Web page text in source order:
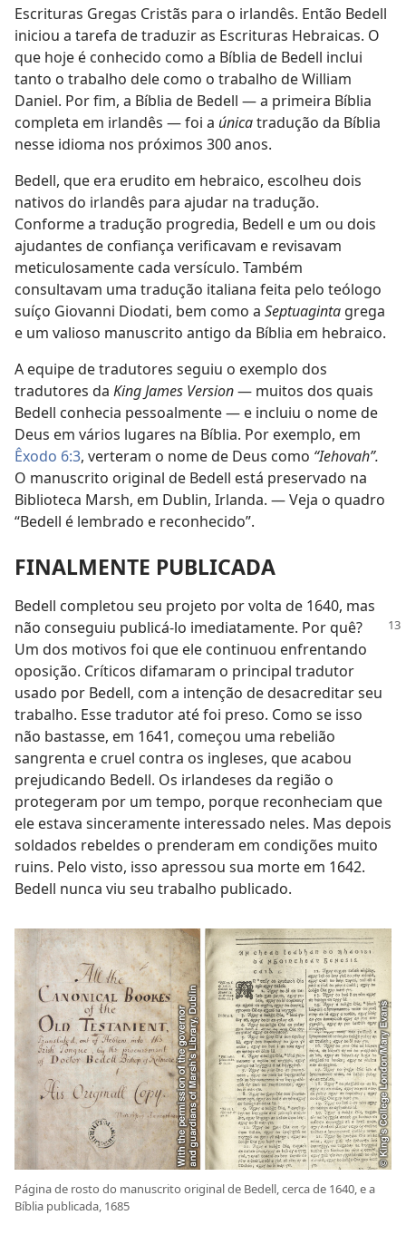
Escrituras Gregas Cristãs para o irlandês. Então Bedell
iniciou a tarefa de traduzir as Escrituras Hebraicas. O
que hoje é conhecido como a Bíblia de Bedell inclui
tanto o trabalho dele como o trabalho de William
Daniel. Por fim, a Bíblia de Bedell — a primeira Bíblia
completa em irlandês — foi a únicatradução da Bíblia
nesse idioma nos próximos 300 anos.
Bedell, que era erudito em hebraico, escolheu dois
nativos do irlandês para ajudar na tradução.
Conforme a tradução progredia, Bedell e um ou dois
ajudantes de confiança verificavam e revisavam
meticulosamente cada versículo. Também
consultavam uma tradução italiana feita pelo teólogo
suíço Giovanni Diodati, bem como a Septuaginta grega
e um valioso manuscrito antigo da Bíblia em hebraico.
A equipe de tradutores seguiu o exemplo dos
tradutores da King James Version— muitos dos quais
Bedell conhecia pessoalmente — e incluiu o nome de
Deus em vários lugares na Bíblia. Por exemplo, em
Êxodo 6:3, verteram o nome de Deus como “Iehovah”.
O manuscrito original de Bedell está preservado na
Biblioteca Marsh, em Dublin, Irlanda. — Veja o quadro
“Bedell é lembrado e reconhecido”.
FINALMENTE PUBLICADA
Bedell completou seu projeto por volta de 1640, mas
não conseguiu publicá-lo imediatamente. Porquê?
Um dos motivos foi que ele continuou enfrentando
oposição. Críticos difamaram o principal tradutor
usado por Bedell, com a intenção de desacreditar seu
trabalho. Esse tradutor até foi preso. Como se isso
não bastasse, em 1641, começou uma rebelião
sangrenta e cruel contra os ingleses, que acabou
prejudicando Bedell. Os irlandeses da região o
protegeram por um tempo, porque reconheciam que
ele estava sinceramente interessado neles. Mas depois
soldados rebeldes o prenderam em condições muito
ruins. Pelo visto, isso apressou sua morte em 1642.
Bedell nunca viu seu trabalho publicado.
Página de rosto do manuscrito original de Bedell, cerca de 1640, e a
Bíblia publicada, 1685